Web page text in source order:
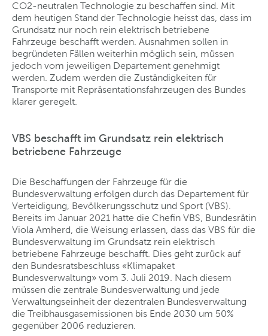
CO2-neutralen Technologie zu beschaffen sind. Mit
dem heutigen Stand der Technologie heisst das, dass im
Grundsatz nur noch rein elektrisch betriebene
Fahrzeuge beschafft werden. Ausnahmen sollen in
begründeten Fällen weiterhin möglich sein, müssen
jedoch vom jeweiligen Departement genehmigt
werden. Zudem werden die Zuständigkeiten für
Transporte mit Repräsentationsfahrzeugen des Bundes
klarer geregelt.
VBS beschafft im Grundsatz rein elektrisch
betriebene Fahrzeuge
Die Beschaffungen der Fahrzeuge für die
Bundesverwaltung erfolgen durch das Departement für
Verteidigung, Bevölkerungsschutz und Sport (VBS).
Bereits im Januar 2021 hatte die Chefin VBS, Bundesrätin
Viola Amherd, die Weisung erlassen, dass das VBS für die
Bundesverwaltung im Grundsatz rein elektrisch
betriebene Fahrzeuge beschafft. Dies geht zurück auf
den Bundesratsbeschluss «Klimapaket
Bundesverwaltung» vom 3. Juli 2019. Nach diesem
müssen die zentrale Bundesverwaltung und jede
Verwaltungseinheit der dezentralen Bundesverwaltung
die Treibhausgasemissionen bis Ende 2030 um 50%
gegenüber 2006 reduzieren.